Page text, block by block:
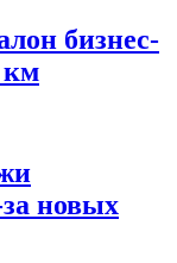
бизнес-
км
новых